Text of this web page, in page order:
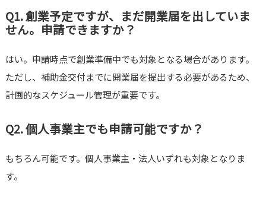
Q1. 創業予定ですが、まだ開業届を出していま
せん。申請できますか？
はい。申請時点で創業準備中でも対象となる場合があります。
ただし、補助金交付までに開業届を提出する必要があるため、
計画的なスケジュール管理が重要です。
Q2. 個人事業主でも申請可能ですか？
もちろん可能です。個人事業主・法人いずれも対象となりま
す。